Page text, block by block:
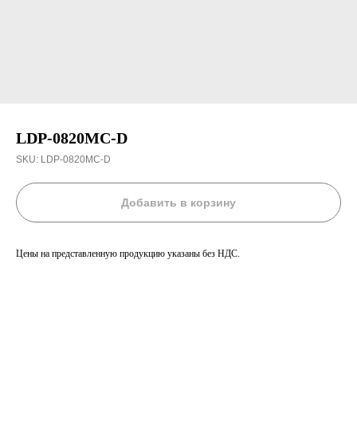
LDP-0820MC-D
SKU: LDP-0820MC-D
Добавить в корзину
Цены на представленную продукцию указаны без НДС.